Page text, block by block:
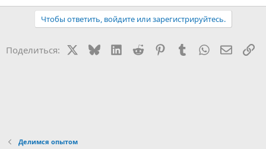
Чтобы ответить, войдите или зарегистрируйтесь.
Поделиться: BlueskyLinkedIn
Reddit PinterestTumblr WhatsApp
Делимся опытом